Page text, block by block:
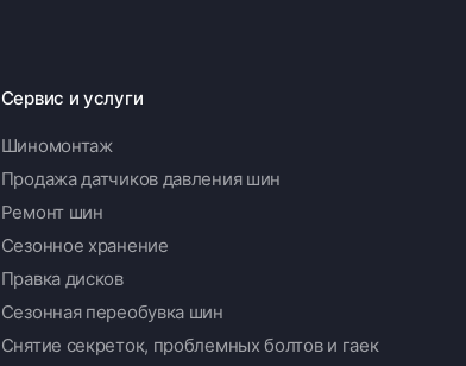
Сервис и услуги
Шиномонтаж
Продажа датчиков давления шин
Ремонт шин
Сезонное хранение
Правка дисков
Сезонная переобувка шин
Снятие секреток, проблемных болтов и гаек